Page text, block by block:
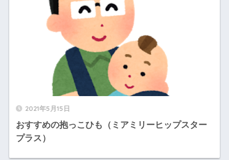
2021年5月15日
おすすめの抱っこひも（ミアミリーヒップスター
プラス）